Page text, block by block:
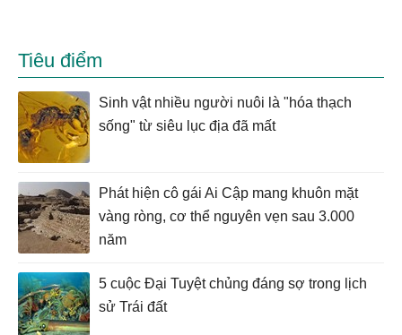
Tiêu điểm
Sinh vật nhiều người nuôi là "hóa thạch
sống" từ siêu lục địa đã mất
Phát hiện cô gái Ai Cập mang khuôn mặt
vàng ròng, cơ thể nguyên vẹn sau 3.000
năm
5 cuộc Đại Tuyệt chủng đáng sợ trong lịch
sử Trái đất